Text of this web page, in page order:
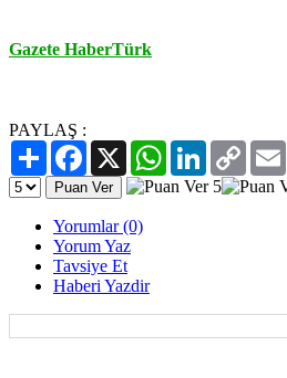
Gazete HaberTürk
PAYLAŞ :
PaylaşFacebook
X WhatsAppLinkedIn
Copy
Link
Yorumlar (0)
Yorum Yaz
Tavsiye Et
Haberi Yazdir